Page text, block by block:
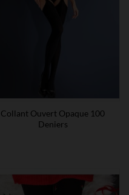
Collant Ouvert Opaque 100
Deniers